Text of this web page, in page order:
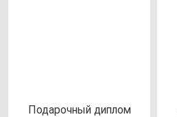
Пода­роч­ный дип­лом